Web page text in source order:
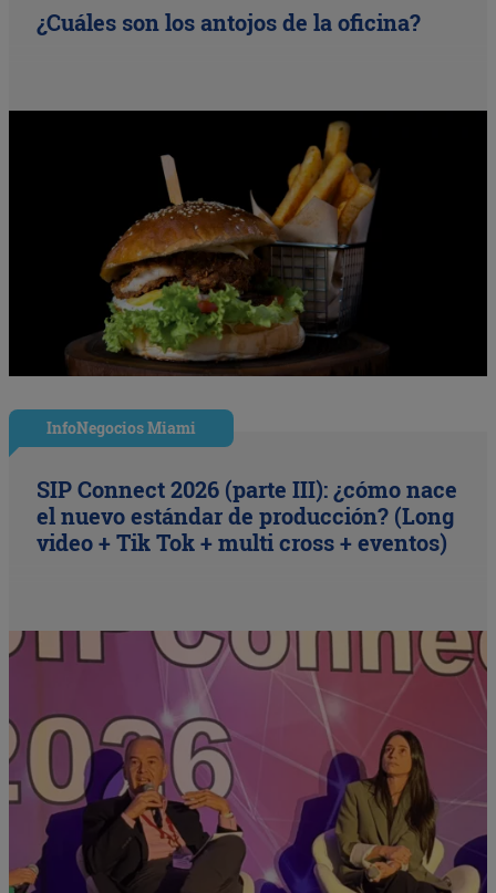
¿Cuáles son los antojos de la oficina?
InfoNegocios Miami
SIP Connect 2026 (parte III): ¿cómo nace
el nuevo estándar de producción? (Long
video + Tik Tok + multi cross + eventos)